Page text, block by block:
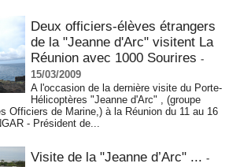
Deux officiers-élèves étrangers
de la "Jeanne d'Arc" visitent La
Réunion avec 1000 Sourires -
15/03/2009
A l'occasion de la dernière visite du Porte-
Hélicoptères "Jeanne d'Arc" , (groupe
Officiers de Marine,) à la Réunion du 11 au 16
- Président de...
Visite de la "Jeanne d’Arc" ... -